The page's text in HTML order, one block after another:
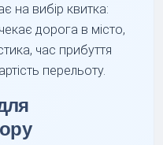
на вибір квитка:
дорога в місто,
час прибуття
перельоту.